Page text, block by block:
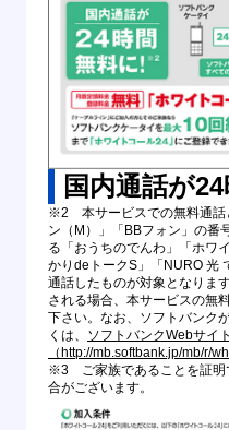
国内通話が
※2 本サービスでの無料通話
ン（M）」「BBフォン」の番
る「おうちのでんわ」「ホワ
かりdeトークS」「NURO 光
通話したものが対象となりま
される場合、本サービスの無
下さい。なお、ソフトバンク
くは、 ソフトバンクWebサイト
（http://mb.softbank.jp/mb/r/
※3 ご家族であることを証明
合がございます。